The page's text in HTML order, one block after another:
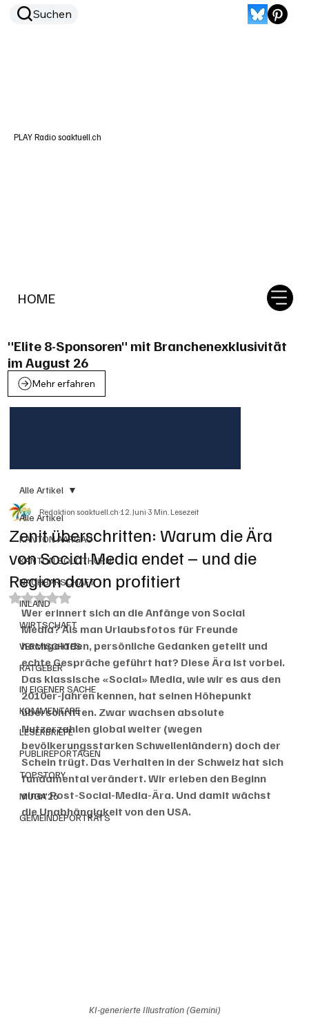
HOME
Suchen
PLAY Radio soaktuell.ch
"Elite 8-Sponsoren" mit Branchenexklusivität
im August 26
Mehr erfahren
Alle Artikel
KANTON AARGAU
KANTON SOLOTHURN
NACHBARSCHAFT
INLAND
WIRTSCHAFT
VERMISCHTES
RATGEBER
IN EIGENER SACHE
KOMMENTARE
LESERBRIEFE
PUBLIREPORTAGEN
TOPSTORY
MUGA'26
GEMEINDEPORTRÄTS
Alle Artikel
Zenit überschritten: Warum die Ära
von Social Media endet – und die
Region davon profitiert
Redaktion soaktuell.ch12. Juni3 Min. Lesezeit
Mit NaN von 5 Sternen bewertet.
Wer erinnert sich an die Anfänge von Social
Media? Als man Urlaubsfotos für Freunde
hochgeladen, persönliche Gedanken geteilt und
echte Gespräche geführt hat? Diese Ära ist vorbei.
Das klassische «Social» Media, wie wir es aus den
2010er-Jahren kennen, hat seinen Höhepunkt
überschritten. Zwar wachsen absolute
Nutzerzahlen global weiter (wegen
bevölkerungsstarken Schwellenländern) doch der
Schein trügt. Das Verhalten in der Schweiz hat sich
fundamental verändert. Wir erleben den Beginn
einer Post-Social-Media-Ära. Und damit wächst
die Unabhängigkeit von den USA.
KI-generierte Illustration (Gemini)